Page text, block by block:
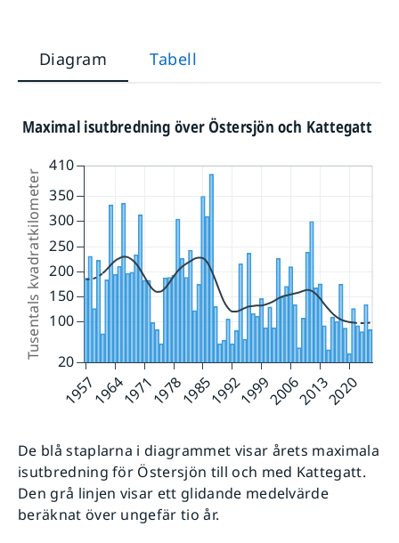
Diagram Tabell
De blå staplarna i diagrammet visar årets maximala
isutbredning för Östersjön till och med Kattegatt.
Den grå linjen visar ett glidande medelvärde
beräknat över ungefär tio år.